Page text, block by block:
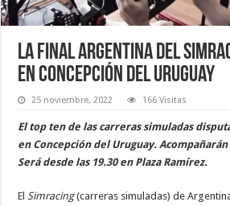
La final argentina del
en Concepción del Uruguay
25 noviembre, 2022 166 Visitas
El top ten de las carreras simuladas
en Concepción del Uruguay.
Será desde las 19.30 en Plaza Ramírez.
El Simracing(carreras simuladas) de